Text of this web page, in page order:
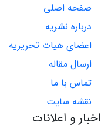
صفحه اصلی
درباره نشریه
اعضای هیات تحریریه
ارسال مقاله
تماس با ما
نقشه سایت
اخبار و اعلانات